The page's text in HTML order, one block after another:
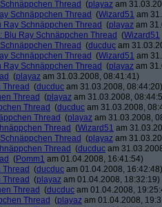
Thread (playaz am
Schnäppchen Thread (Wizard51 am
Ray Schnäppchen Thread (playaz am
Blu Ray Schnäppchen Thread (Wizard51
Thread (ducduc am
Schnäppchen Thread (Wizard51 am
Ray Schnäppchen Thread (playaz am
(playaz am 31.03.2008, 08:41:41)
Thread (ducduc am 31.03.2008, 08:44:20)
Thread (playaz am 31.03.2008,
Thread (ducduc am 31.03.2008,
Thread (playaz am 31.03.2008,
Thread (Wizard51 am
Thread (playaz am
Thread (ducduc am
(Pomm1 am 01.04.2008, 16:41:54)
Thread (ducduc am 01.04.2008, 16:42:48)
Thread (playaz am 01.04.2008, 18:32:19)
Thread (ducduc am 01.04.2008,
Thread (playaz am 01.04.2008,